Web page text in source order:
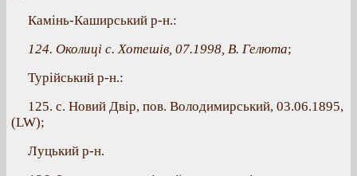
Камінь-Каширський р-н.:
124. Околиці с. Хотешів, 07.1998, В. Гелюта;
Турійський р-н.:
125. с. Новий Двір, пов. Володимирський, 03.06.1895,
(LW);
Луцький р-н.